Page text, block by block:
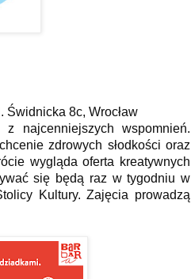
8c, Wrocław
najcenniejszych wspomnień.
zdrowych słodkości oraz
wygląda oferta kreatywnych
się będą raz w tygodniu w
Kultury. Zajęcia prowadzą